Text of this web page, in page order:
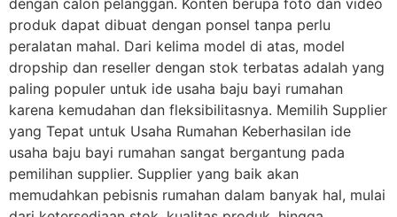
produk dapat dibuat dengan ponsel tanpa perlu
peralatan mahal. Dari kelima model di atas, model
dropship dan reseller dengan stok terbatas adalah yang
paling populer untuk ide usaha baju bayi rumahan
karena kemudahan dan fleksibilitasnya. Memilih Supplier
yang Tepat untuk Usaha Rumahan Keberhasilan ide
usaha baju bayi rumahan sangat bergantung pada
pemilihan supplier. Supplier yang baik akan
memudahkan pebisnis rumahan dalam banyak hal, mulai